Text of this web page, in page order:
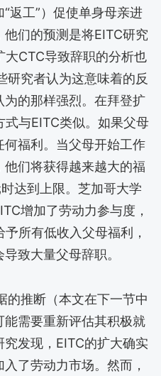
返工”）促使单身母亲进
们的预测是将EITC研究
CTC导致辞职的分析也
研究者认为这意味着的反
的那样强烈。在拜登扩
与EITC类似。如果父母
福利。当父母开始工作
们将获得越来越大的福
达到上限。芝加哥大学
增加了劳动力参与度，
所有低收入父母福利，
致大量父母辞职。
的推断（本文在下一节中
需要重新评估其积极就
发现，EITC的扩大确实
了劳动力市场。然而，